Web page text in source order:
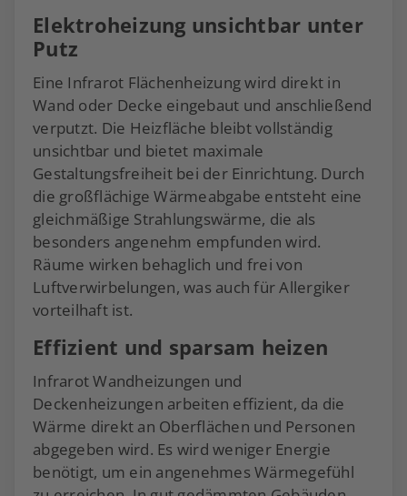
Elektroheizung unsichtbar unter
Putz
Eine Infrarot Flächenheizung wird direkt in
Wand oder Decke eingebaut und anschließend
verputzt. Die Heizfläche bleibt vollständig
unsichtbar und bietet maximale
Gestaltungsfreiheit bei der Einrichtung. Durch
die großflächige Wärmeabgabe entsteht eine
gleichmäßige Strahlungswärme, die als
besonders angenehm empfunden wird.
Räume wirken behaglich und frei von
Luftverwirbelungen, was auch für Allergiker
vorteilhaft ist.
Effizient und sparsam heizen
Infrarot Wandheizungen und
Deckenheizungen arbeiten effizient, da die
Wärme direkt an Oberflächen und Personen
abgegeben wird. Es wird weniger Energie
benötigt, um ein angenehmes Wärmegefühl